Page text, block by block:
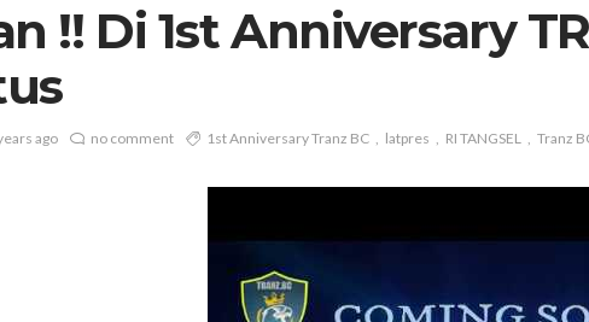
!! Di 1st Anniversary
ago no comment 1st Anniversary Tranz BC latpres RI TANGSEL Tranz